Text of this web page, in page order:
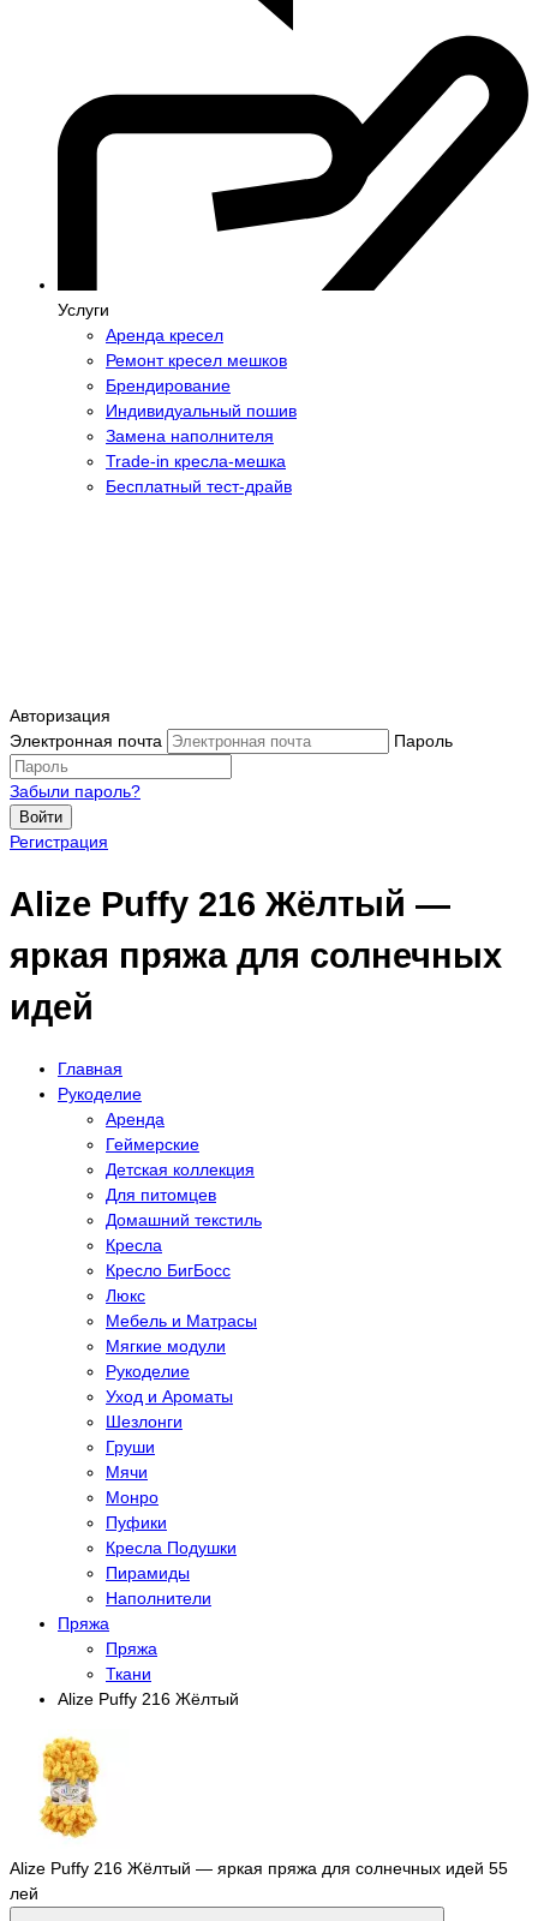
Услуги
Аренда кресел
Ремонт кресел мешков
Брендирование
Индивидуальный пошив
Замена наполнителя
Trade-in кресла-мешка
Бесплатный тест-драйв
Авторизация
Электронная почта
Пароль
Забыли пароль?
Войти
Регистрация
Alize Puffy 216 Жёлтый —
яркая пряжа для солнечных
идей
Главная
Рукоделие
Аренда
Геймерские
Детская коллекция
Для питомцев
Домашний текстиль
Кресла
Кресло БигБосс
Люкс
Мебель и Матрасы
Мягкие модули
Рукоделие
Уход и Ароматы
Шезлонги
Груши
Мячи
Монро
Пуфики
Кресла Подушки
Пирамиды
Наполнители
Пряжа
Пряжа
Ткани
Alize Puffy 216 Жёлтый
Alize Puffy 216 Жёлтый — яркая пряжа для солнечных идей 55
лей